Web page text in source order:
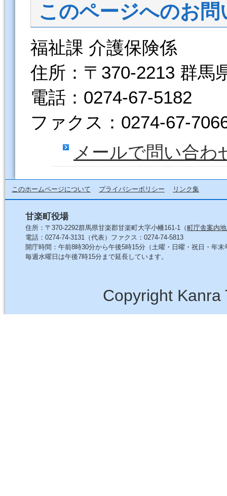
このページへのお問
福祉課 介護保険係
住所：〒370-2213 群馬
電話：0274-67-5182
ファクス：0274-67-
メールで問い合わ
このホームページについて プライバシーポリシー リンク集
甘楽町役場
住所：〒370-2292群馬県甘楽郡甘楽町大字小幡161-1（町庁舎案内
電話：0274-74-3131（代表）ファクス：0274-74-5813
開庁時間：午前8時30分から午後5時15分（土曜・日曜・祝日・年末
毎週水曜日は午後7時15分まで延長しています。
Copyright Kanra